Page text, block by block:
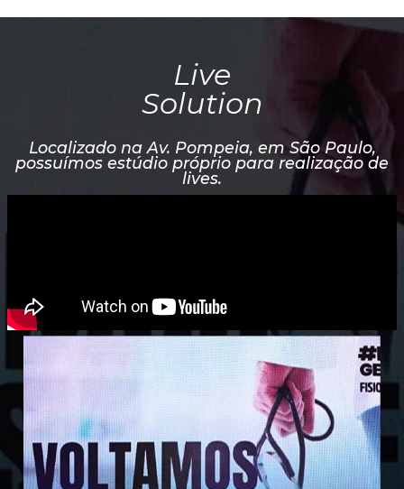
Live
Solution
Localizado na Av. Pompeia, em São Paulo,
possuímos estúdio próprio para realização de
lives.